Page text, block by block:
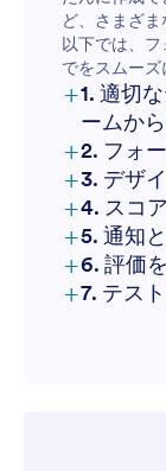
ど、さまざま
以下では、
でをスムーズ
+1. 適切
ームか
+2. フォ
+3. デザ
+4. スコ
+5. 通知
+6. 評価
+7. テス